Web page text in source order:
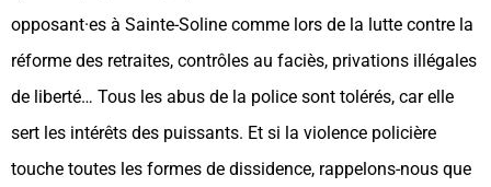
opposant·es à Sainte-Soline comme lors de la lutte contre la
réforme des retraites, contrôles au faciès, privations illégales
de liberté… Tous les abus de la police sont tolérés, car elle
sert les intérêts des puissants. Et si la violence policière
touche toutes les formes de dissidence, rappelons-nous que